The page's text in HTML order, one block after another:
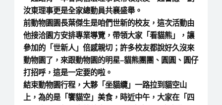
汝東理事更是全家總動員共襄盛舉。
前動物園園長葉傑生是咱們世新的校友，這次活動由
他接洽園方安排專業導覽，帶領大家「看貓熊」，讓
參加的「世新人」倍感親切；許多校友都說好久沒來
動物園了，來跟動物園的明星–貓熊團團、圓圓、圓仔
打招呼，這是一定要的啦。
結束動物園行程，大夥「坐貓纜」一路拉到貓空山
上，為的是「饗貓空」美食，時近中午，大家在「四